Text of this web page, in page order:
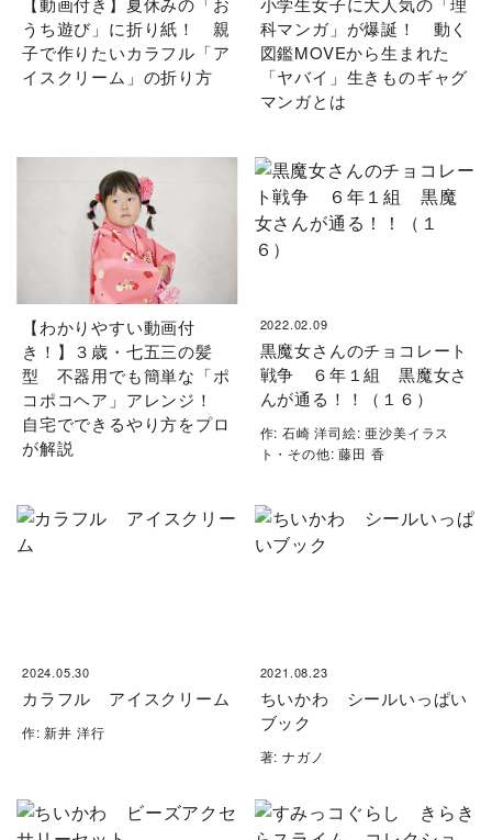
うち遊び」に折り紙！ 親
子で作りたいカラフル「ア
イスクリーム」の折り方
科マンガ」が爆誕！ 動く
図鑑MOVEから生まれた
「ヤバイ」生きものギャグ
マンガとは
【わかりやすい動画付
き！】３歳・七五三の髪
型 不器用でも簡単な「ポ
コポコヘア」アレンジ！
自宅でできるやり方をプロ
が解説
2022.02.09
黒魔女さんのチョコレート
戦争 ６年１組 黒魔女さ
んが通る！！（１６）
作: 石崎 洋司絵: 亜沙美イラス
ト・その他: 藤田 香
2024.05.30
カラフル アイスクリーム
作: 新井 洋行
2021.08.23
ちいかわ シールいっぱい
ブック
著: ナガノ